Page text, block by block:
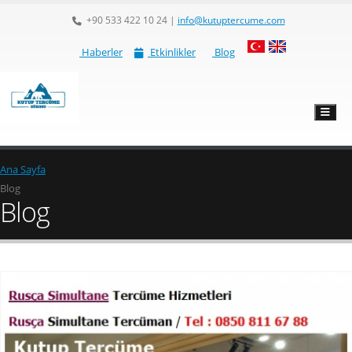
+90 533 422 10 24| info@kutuptercume.com
Haberler Etkinlikler Blog
Ana Sayfa
Blog
Blog